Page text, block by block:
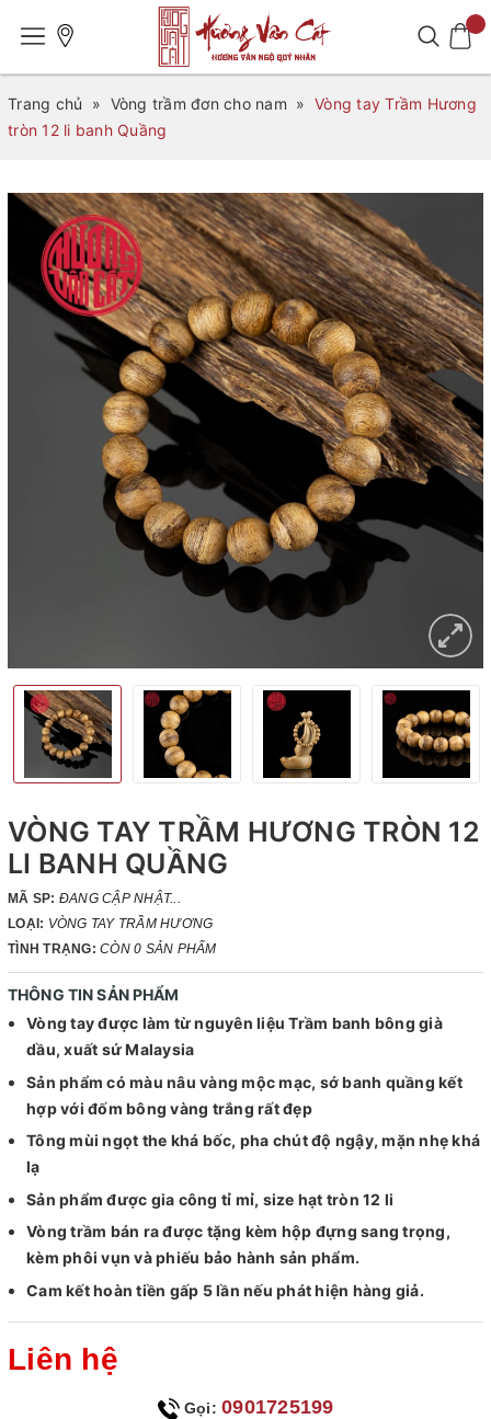
Trang chủ » Vòng trầm đơn cho nam » Vòng tay Trầm Hương
tròn 12 li banh Quầng
VÒNG TAY TRẦM HƯƠNG TRÒN 12
LI BANH QUẦNG
MÃ SP: ĐANG CẬP NHẬT...
LOẠI: VÒNG TAY TRẦM HƯƠNG
TÌNH TRẠNG: CÒN 0 SẢN PHẨM
THÔNG TIN SẢN PHẨM
Vòng tay được làm từ nguyên liệu Trầm banh bông già
dầu, xuất sứ Malaysia
Sản phẩm có màu nâu vàng mộc mạc, sớ banh quầng kết
hợp với đốm bông vàng trắng rất đẹp
Tông mùi ngọt the khá bốc, pha chút độ ngậy, mặn nhẹ khá
lạ
Sản phẩm được gia công tỉ mỉ, size hạt tròn 12 li
Vòng trầm bán ra được tặng kèm hộp đựng sang trọng,
kèm phôi vụn và phiếu bảo hành sản phẩm.
Cam kết hoàn tiền gấp 5 lần nếu phát hiện hàng giả.
Liên hệ
Gọi: 0901725199